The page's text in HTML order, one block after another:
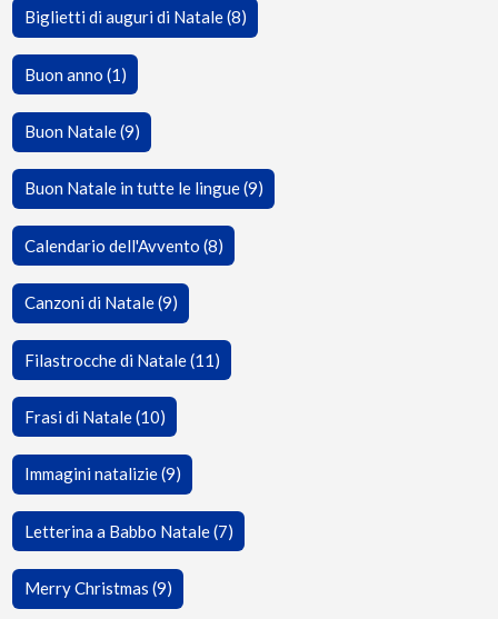
Biglietti di auguri di Natale (8)
Buon anno (1)
Buon Natale (9)
Buon Natale in tutte le lingue (9)
Calendario dell'Avvento (8)
Canzoni di Natale (9)
Filastrocche di Natale (11)
Frasi di Natale (10)
Immagini natalizie (9)
Letterina a Babbo Natale (7)
Merry Christmas (9)